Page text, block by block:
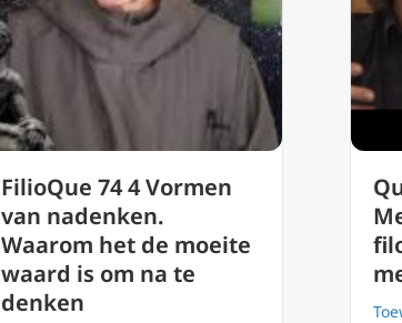
FilioQue 74 4 Vormen
van nadenken.
Waarom het de moeite
waard is om na te
denken